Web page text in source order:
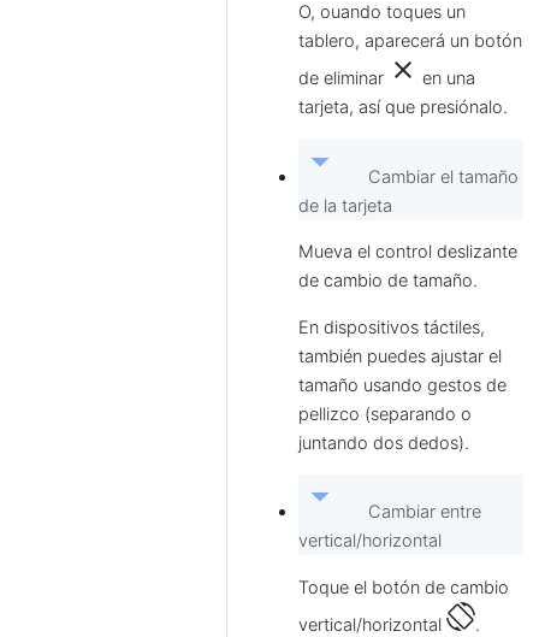
O, ouando toques un
tablero, aparecerá un botón
de eliminar clear en una
tarjeta, así que presiónalo.
arrow_drop_down
Cambiar el tamaño
de la tarjeta
Mueva el control deslizante
de cambio de tamaño.
En dispositivos táctiles,
también puedes ajustar el
tamaño usando gestos de
pellizco (separando o
juntando dos dedos).
arrow_drop_down
Cambiar entre
vertical/horizontal
Toque el botón de cambio
vertical/horizontalscreen_rotation.